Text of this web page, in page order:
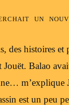
un
des histoires et
Jouët. Balao
m’explique
est un peu